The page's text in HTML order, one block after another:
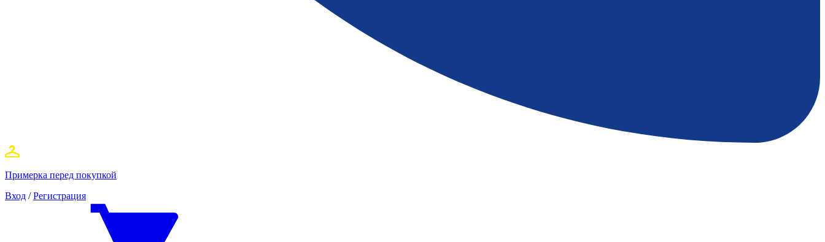
Примерка перед покупкой
Вход / Регистрация